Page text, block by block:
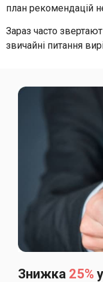
план рекомендацій
Зараз часто
звичайні питання
Знижка 25%